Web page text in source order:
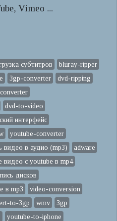
Vimeo ...
субтитров
bluray-ripper
3gp-converter
dvd-ripping
dvd-to-video
интерфейс
youtube-converter
видео в аудио (mp3)
adware
видео с youtube в mp4
дисков
в mp3
video-conversion
to-3gp wmv
3gp
youtube-to-iphone